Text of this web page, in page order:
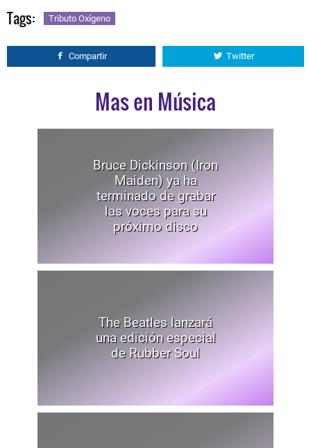
Tags: Tributo Oxígeno
Compartir Twitter
Mas en Música
Bruce Dickinson (Iron
Maiden) ya ha
terminado de grabar
las voces para su
próximo disco
The Beatles lanzará
una edición especial
de Rubber Soul